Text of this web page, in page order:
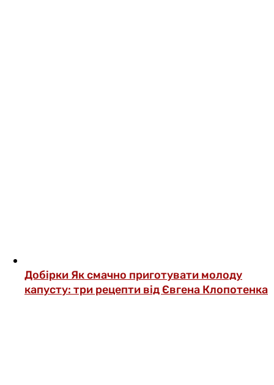
Добірки Як смачно приготувати молоду
капусту: три рецепти від Євгена Клопотенка